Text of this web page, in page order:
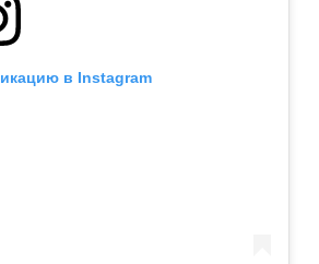
в Instagram